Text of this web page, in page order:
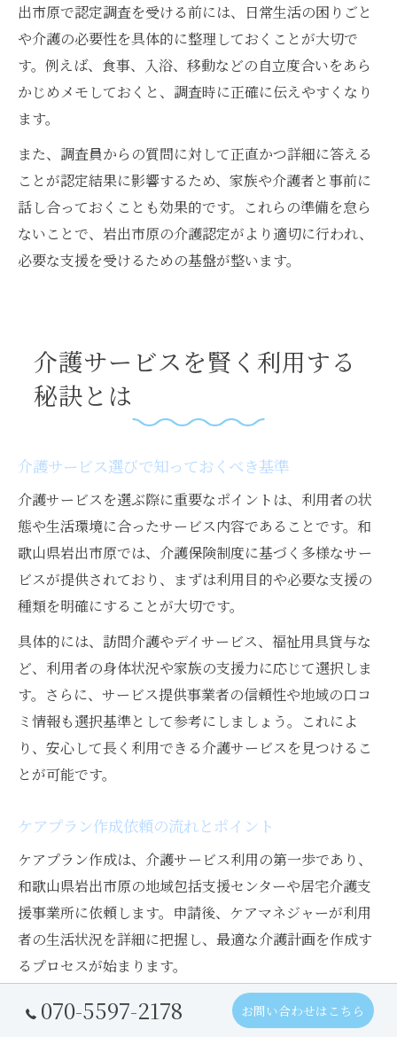
出市原で認定調査を受ける前には、日常生活の困りごと
や介護の必要性を具体的に整理しておくことが大切で
す。例えば、食事、入浴、移動などの自立度合いをあら
かじめメモしておくと、調査時に正確に伝えやすくなり
ます。
また、調査員からの質問に対して正直かつ詳細に答える
ことが認定結果に影響するため、家族や介護者と事前に
話し合っておくことも効果的です。これらの準備を怠ら
ないことで、岩出市原の介護認定がより適切に行われ、
必要な支援を受けるための基盤が整います。
介護サービスを賢く利用する
秘訣とは
介護サービス選びで知っておくべき基準
介護サービスを選ぶ際に重要なポイントは、利用者の状
態や生活環境に合ったサービス内容であることです。和
歌山県岩出市原では、介護保険制度に基づく多様なサー
ビスが提供されており、まずは利用目的や必要な支援の
種類を明確にすることが大切です。
具体的には、訪問介護やデイサービス、福祉用具貸与な
ど、利用者の身体状況や家族の支援力に応じて選択しま
す。さらに、サービス提供事業者の信頼性や地域の口コ
ミ情報も選択基準として参考にしましょう。これによ
り、安心して長く利用できる介護サービスを見つけるこ
とが可能です。
ケアプラン作成依頼の流れとポイント
ケアプラン作成は、介護サービス利用の第一歩であり、
和歌山県岩出市原の地域包括支援センターや居宅介護支
援事業所に依頼します。申請後、ケアマネジャーが利用
者の生活状況を詳細に把握し、最適な介護計画を作成す
るプロセスが始まります。
ポイントは、利用者本人や家族との十分な話し合いを重
ねることです。これにより、本人の希望や生活リズムに
070-5597-2178 お問い合わせはこちら